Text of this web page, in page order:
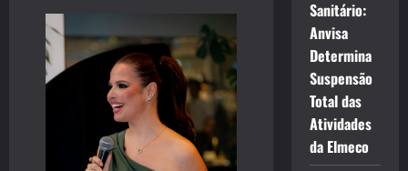
Sanitário:
Anvisa
Determina
Suspensão
Total das
Atividades
da Elmeco